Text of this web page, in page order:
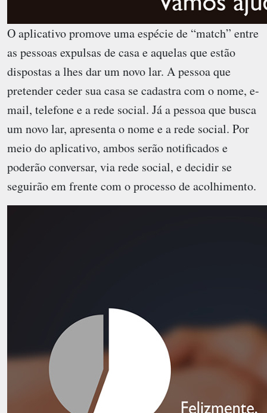
O aplicativo promove uma espécie de “match” entre
as pessoas expulsas de casa e aquelas que estão
dispostas a lhes dar um novo lar. A pessoa que
pretender ceder sua casa se cadastra com o nome, e-
mail, telefone e a rede social. Já a pessoa que busca
um novo lar, apresenta o nome e a rede social. Por
meio do aplicativo, ambos serão notificados e
poderão conversar, via rede social, e decidir se
seguirão em frente com o processo de acolhimento.